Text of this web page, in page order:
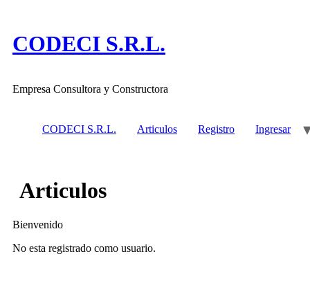
contenido
CODECI S.R.L.
Empresa Consultora y Constructora
CODECI S.R.L. Articulos Registro Ingresar
Articulos
Bienvenido
No esta registrado como usuario.